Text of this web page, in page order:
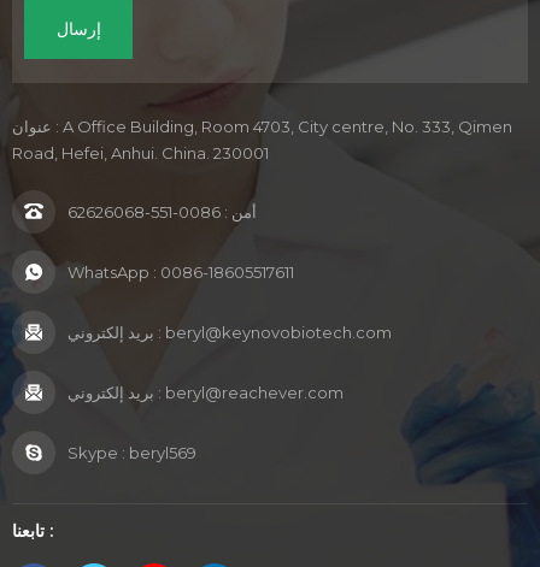
عنوان : A Office Building, Room 4703, City centre, No. 333, Qimen
Road, Hefei, Anhui. China. 230001
أمن : 0086-551-62626068
WhatsApp : 0086-18605517611
بريد إلكتروني : beryl@keynovobiotech.com
بريد إلكتروني : beryl@reachever.com
Skype : beryl569
تابعنا :